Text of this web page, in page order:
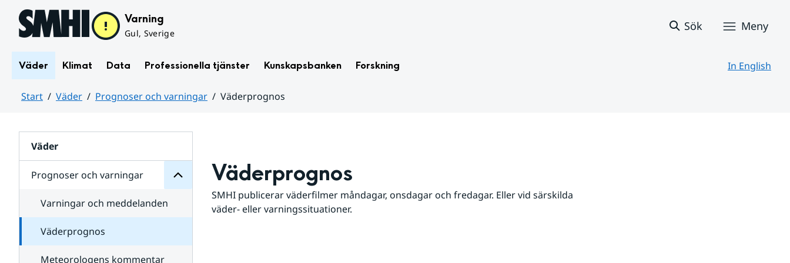
Hoppa till sidans innehåll Varning
Gul, Sverige
Sök Meny
Väder Klimat Data Professionella tjänster Kunskapsbanken Forskning In English
Start Väder Prognoser och varningar
Väderprognos
Väder
Prognoser och varningar
för
varningar
Varningar och meddelanden
Väderprognos
Meteorologens kommentar
Väderprognos
SMHI publicerar väderfilmer måndagar, onsdagar och fredagar. Eller vid särskilda
väder- eller varningssituationer.